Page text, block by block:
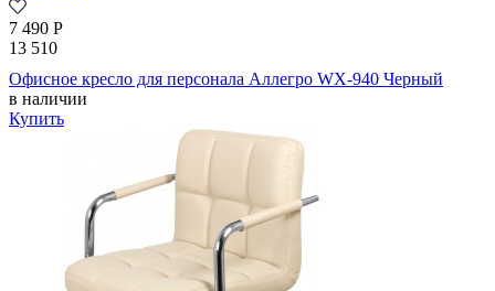
7 490 Р
13 510
Офисное кресло для персонала Аллегро WX-940 Черный
в наличии
Купить